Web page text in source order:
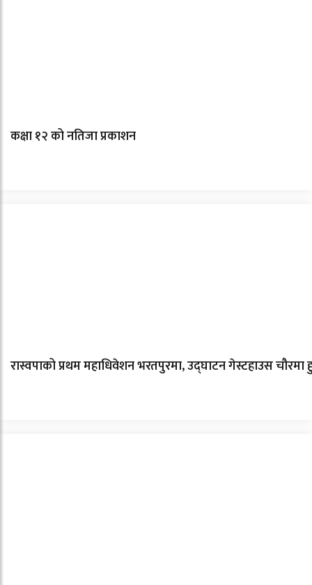
कक्षा १२ को नतिजा प्रकाशन
रास्वपाको प्रथम महाधिवेशन भरतपुरमा, उद्घाटन गेस्टहाउस चौरमा